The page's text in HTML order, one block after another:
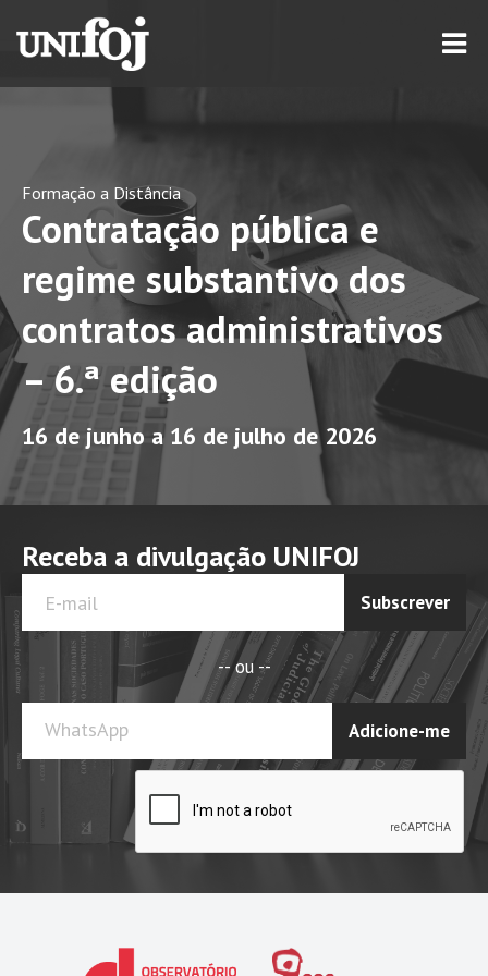
Formação a Distância
Contratação pública e
regime substantivo dos
contratos administrativos
– 6.ª edição
16 de junho a 16 de julho de 2026
Receba a divulgação UNIFOJ
Subscrever
-- ou --
WhatsApp Adicione-me